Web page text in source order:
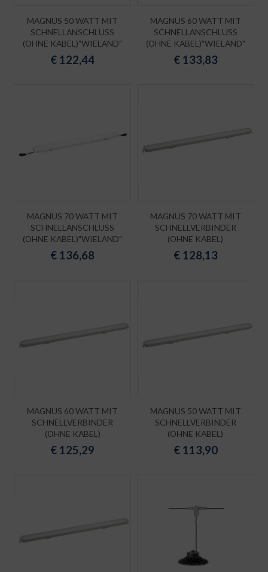
MAGNUS 50 WATT MIT
SCHNELLANSCHLUSS
(OHNE KABEL)"WIELAND"
€ 122,44
MAGNUS 60 WATT MIT
SCHNELLANSCHLUSS
(OHNE KABEL)"WIELAND"
€ 133,83
MAGNUS 70 WATT MIT
SCHNELLANSCHLUSS
(OHNE KABEL)"WIELAND"
€ 136,68
MAGNUS 70 WATT MIT
SCHNELLVERBINDER
(OHNE KABEL)
€ 128,13
MAGNUS 60 WATT MIT
SCHNELLVERBINDER
(OHNE KABEL)
€ 125,29
MAGNUS 50 WATT MIT
SCHNELLVERBINDER
(OHNE KABEL)
€ 113,90